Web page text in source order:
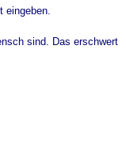
eingeben.
sind. Das erschwert